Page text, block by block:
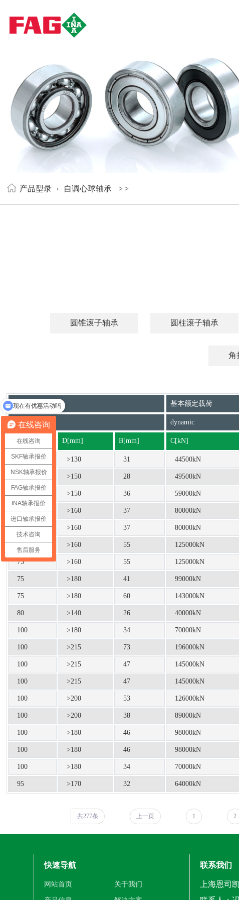
产品型录 >
自调心球轴承 >
圆锥滚子轴承 圆柱滚子轴承
角
基本尺寸 基本额定载荷
dynamic
d[mm] D[mm] B[mm] C[kN]
75 >130 31 44500kN
75 >150 28 49500kN
75 >150 36 59000kN
75 >160 37 80000kN
75 >160 37 80000kN
75 >160 55 125000kN
75 >160 55 125000kN
75 >180 41 99000kN
75 >180 60 143000kN
80 >140 26 40000kN
100 >180 34 70000kN
100 >215 73 196000kN
100 >215 47 145000kN
100 >215 47 145000kN
100 >200 53 126000kN
100 >200 38 89000kN
100 >180 46 98000kN
100 >180 46 98000kN
100 >180 34 70000kN
95 >170 32 64000kN
共277条 上一页 1 2
快速导航
网站首页 关于我们
联系我们
上海恩司
在线咨询
在线咨询
SKF轴承报价
NSK轴承报价
FAG轴承报价
INA轴承报价
进口轴承报价
技术咨询
售后服务
现在有优惠活动吗